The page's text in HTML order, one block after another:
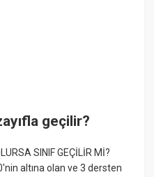
geçilir?
SINIF GEÇİLİR Mİ?
altına olan ve 3 dersten